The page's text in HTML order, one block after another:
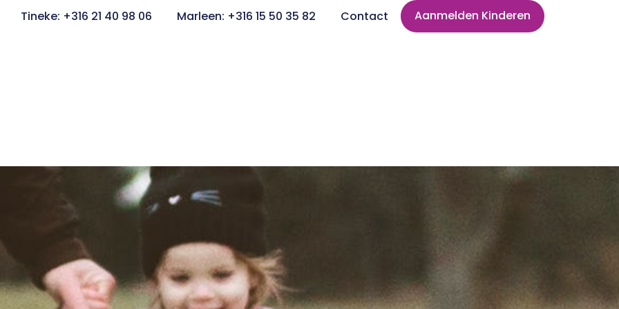
Tineke: +316 21 40 98 06 Marleen: +316 15 50 35 82 Contact Aanmelden Kinderen